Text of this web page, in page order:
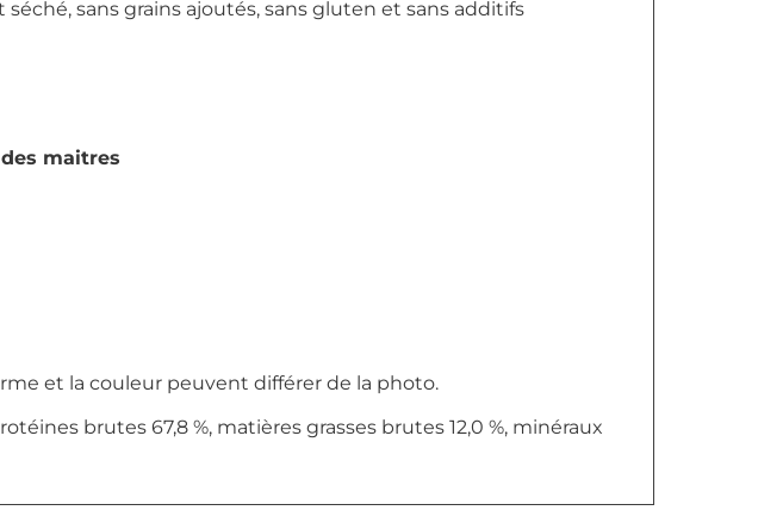
séché, sans grains ajoutés, sans gluten et sans additifs
maitres
et la couleur peuvent différer de la photo.
brutes 67,8 %, matières grasses brutes 12,0 %, minéraux